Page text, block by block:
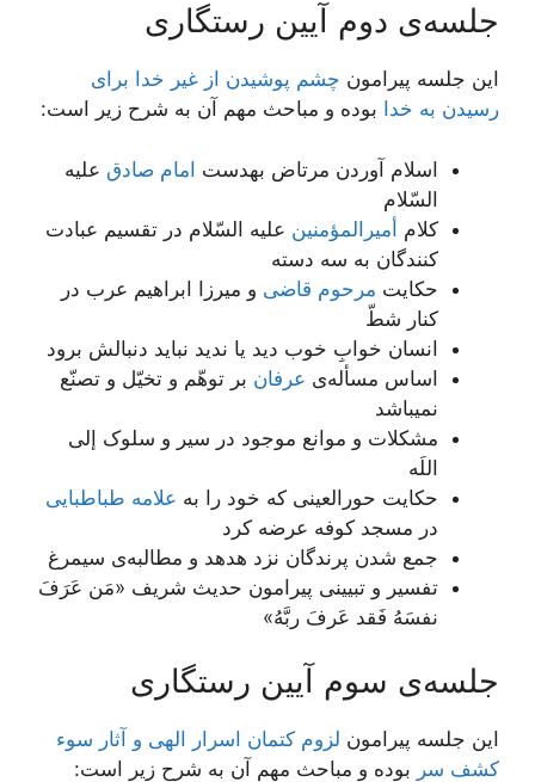
جلسه‌ی دوم آیین رستگاری
این جلسه پیرامون چشم پوشیدن از غیر خدا برای
رسیدن به خدا بوده و مباحث مهم آن به شرح زیر است:
اسلام آوردن مرتاض به‏دست امام صادق علیه
السّلام
کلام أمیرالمؤمنین علیه السّلام در تقسیم عبادت
کنندگان به سه دسته
حکایت مرحوم قاضی و میرزا ابراهیم عرب در
کنار شطّ
انسان خوابِ خوب دید یا ندید نباید دنبالش برود
اساس مسأله‌ی عرفان بر توهّم و تخیّل و تصنّع
نمی‏باشد
مشکلات و موانع موجود در سیر و سلوک إلی
اللَه
حکایت حورالعینی که خود را به علامه طباطبایی
در مسجد کوفه عرضه کرد
جمع شدن پرندگان نزد هدهد و مطالبه‌ی سیمرغ
تفسیر و تبیینی پیرامون حدیث شریف «مَن عَرَفَ
نفسَهُ فَقد عَرفَ ربَّهُ»
جلسه‌ی سوم آیین رستگاری
این جلسه پیرامون لزوم كتمان اسرار الهى و آثار سوء
كشف سر بوده و مباحث مهم آن به شرح زیر است: